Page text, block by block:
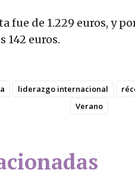
fue de 1.229 euros, y
142 euros.
liderazgo internacional
Verano